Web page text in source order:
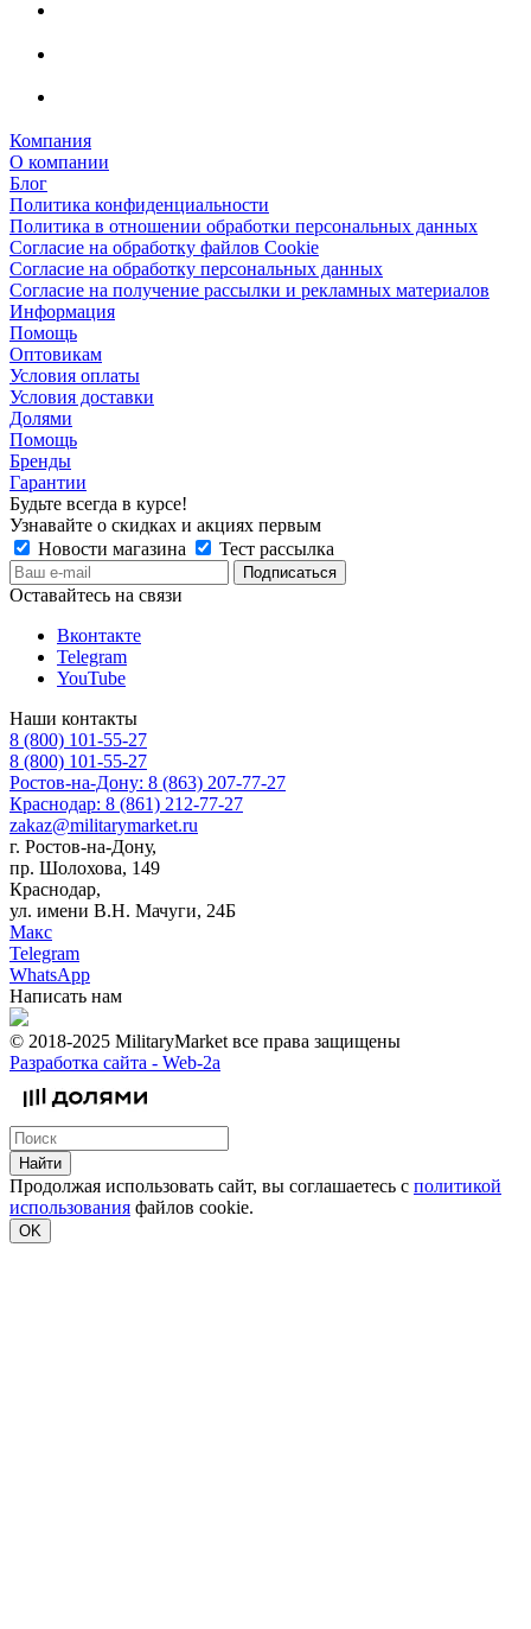
Компания
О компании
Блог
Политика конфиденциальности
Политика в отношении обработки персональных данных
Согласие на обработку файлов Cookie
Согласие на обработку персональных данных
Согласие на получение рассылки и рекламных материалов
Информация
Помощь
Оптовикам
Условия оплаты
Условия доставки
Долями
Помощь
Бренды
Гарантии
Будьте всегда в курсе!
Узнавайте о скидках и акциях первым
Новости магазина
Тест рассылка
Оставайтесь на связи
Вконтакте
Telegram
YouTube
Наши контакты
8 (800) 101-55-27
8 (800) 101-55-27
Ростов-на-Дону: 8 (863) 207-77-27
Краснодар: 8 (861) 212-77-27
zakaz@militarymarket.ru
г. Ростов-на-Дону,
пр. Шолохова, 149
Краснодар,
ул. имени В.Н. Мачуги, 24Б
Макс
Telegram
WhatsApp
Написать нам
© 2018-2025 MilitaryMarket все права защищены
Разработка сайта - Web-2a
Найти
Продолжая использовать сайт, вы соглашаетесь с политикой
использования файлов cookie.
OK